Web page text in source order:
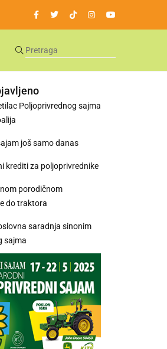
Poljoprivrednog sajma
još samo danas
krediti za poljoprivrednike
porodičnom
do traktora
saradnja sinonim
sajma